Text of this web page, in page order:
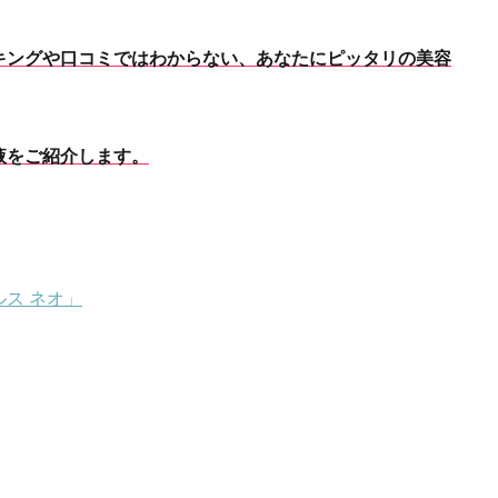
ングや口コミではわからない、あなたにピッタリの美容
をご紹介します。
ネオ」